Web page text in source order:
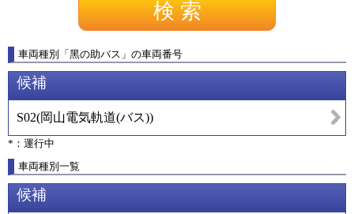
車両種別 「黑の助バス 」 の車両番号
候補
S02(岡山電気軌道(バス))
*：運行中
車両種別一覧
候補